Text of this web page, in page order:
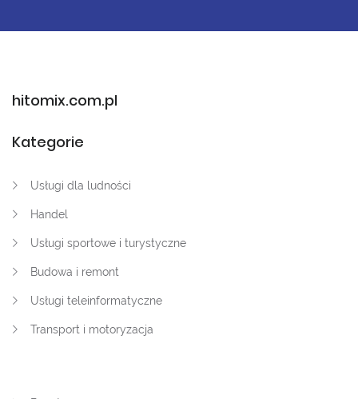
hitomix.com.pl
Kategorie
Usługi dla ludności
Handel
Usługi sportowe i turystyczne
Budowa i remont
Usługi teleinformatyczne
Transport i motoryzacja